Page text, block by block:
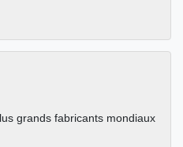
grands fabricants mondiaux